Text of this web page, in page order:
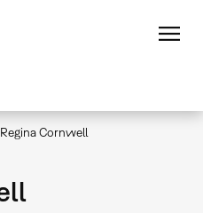
Regina Cornwell